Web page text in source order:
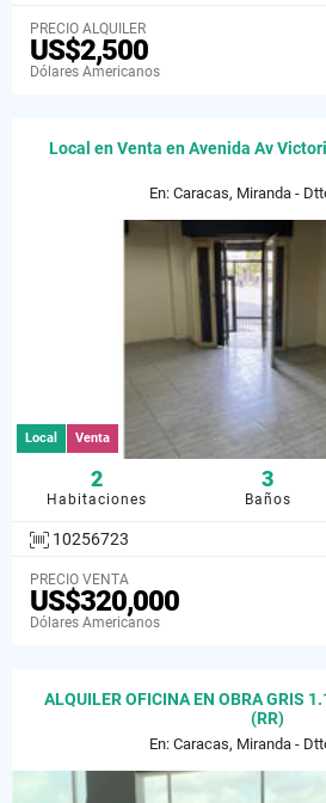
PRECIO ALQUILER
US$2,500
Dólares Americanos
Local en Venta en Avenida Av
En: Caracas, Miranda -
Local Venta
2
Habitaciones
3
Baños
10256723
PRECIO VENTA
US$320,000
Dólares Americanos
ALQUILER OFICINA EN OBRA GRIS
(RR)
En: Caracas, Miranda -